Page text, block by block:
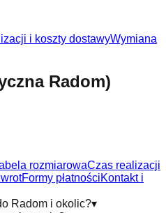
i koszty dostawyWymiana
Radom)
rozmiarowaCzas realizacji
Formy płatnościKontakt i
Radom i okolic?▾